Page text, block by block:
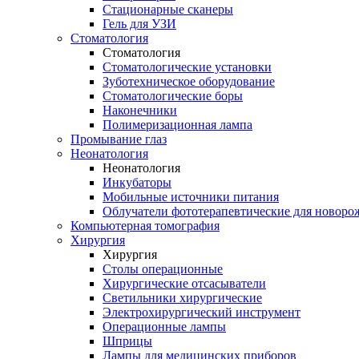
Стационарные сканеры
Гель для УЗИ
Стоматология
Стоматология
Стоматологические установки
Зуботехническое оборудование
Стоматологические боры
Наконечники
Полимеризационная лампа
Промывание глаз
Неонатология
Неонатология
Инкубаторы
Мобильные источники питания
Облучатели фототерапевтические для
Компьютерная томография
Хирургия
Хирургия
Столы операционные
Хирургические отсасыватели
Светильники хирургические
Электрохирургический инструмент
Операционные лампы
Шприцы
Лампы для медицинских приборов